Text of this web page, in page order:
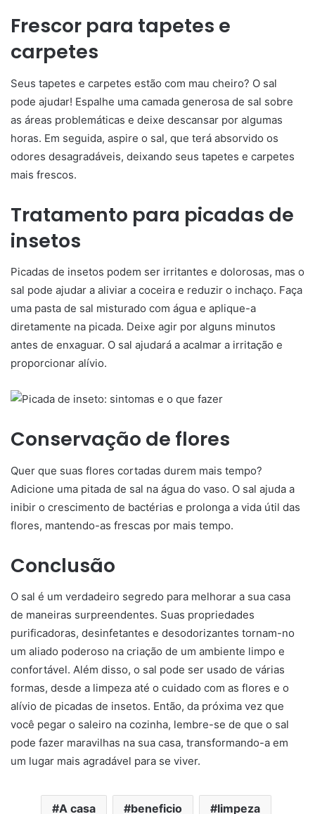
Frescor para tapetes e
carpetes
Seus tapetes e carpetes estão com mau cheiro? O sal
pode ajudar! Espalhe uma camada generosa de sal sobre
as áreas problemáticas e deixe descansar por algumas
horas. Em seguida, aspire o sal, que terá absorvido os
odores desagradáveis, deixando seus tapetes e carpetes
mais frescos.
Tratamento para picadas de
insetos
Picadas de insetos podem ser irritantes e dolorosas, mas o
sal pode ajudar a aliviar a coceira e reduzir o inchaço. Faça
uma pasta de sal misturado com água e aplique-a
diretamente na picada. Deixe agir por alguns minutos
antes de enxaguar. O sal ajudará a acalmar a irritação e
proporcionar alívio.
Conservação de flores
Quer que suas flores cortadas durem mais tempo?
Adicione uma pitada de sal na água do vaso. O sal ajuda a
inibir o crescimento de bactérias e prolonga a vida útil das
flores, mantendo-as frescas por mais tempo.
Conclusão
O sal é um verdadeiro segredo para melhorar a sua casa
de maneiras surpreendentes. Suas propriedades
purificadoras, desinfetantes e desodorizantes tornam-no
um aliado poderoso na criação de um ambiente limpo e
confortável. Além disso, o sal pode ser usado de várias
formas, desde a limpeza até o cuidado com as flores e o
alívio de picadas de insetos. Então, da próxima vez que
você pegar o saleiro na cozinha, lembre-se de que o sal
pode fazer maravilhas na sua casa, transformando-a em
um lugar mais agradável para se viver.
A casa beneficio limpeza